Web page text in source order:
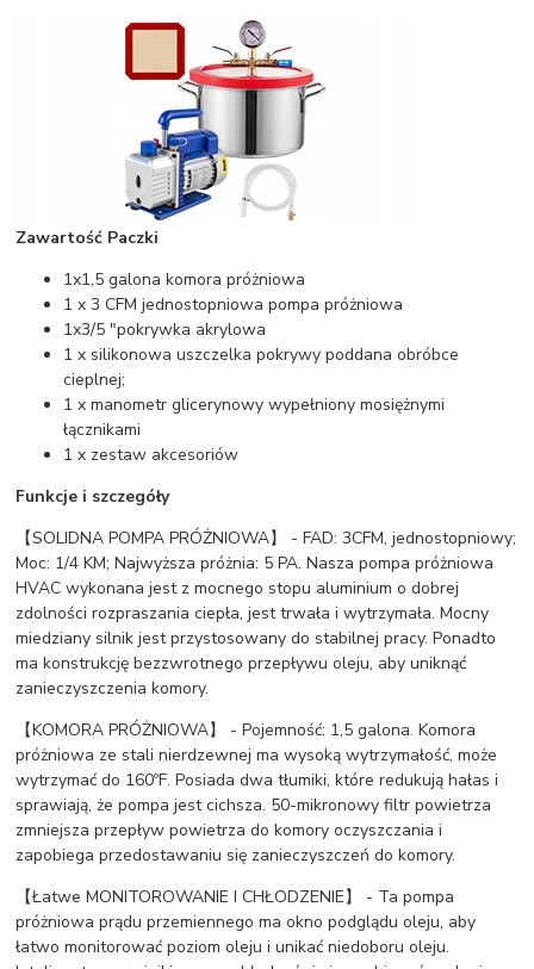
Zawartość Paczki
1x1,5 galona komora próżniowa
1 x 3 CFM jednostopniowa pompa próżniowa
1x3/5 "pokrywka akrylowa
1 x silikonowa uszczelka pokrywy poddana obróbce
cieplnej;
1 x manometr glicerynowy wypełniony mosiężnymi
łącznikami
1 x zestaw akcesoriów
Funkcje i szczegóły
【SOLIDNA POMPA PRÓŻNIOWA】 - FAD: 3CFM, jednostopniowy;
Moc: 1/4 KM; Najwyższa próżnia: 5 PA. Nasza pompa próżniowa
HVAC wykonana jest z mocnego stopu aluminium o dobrej
zdolności rozpraszania ciepła, jest trwała i wytrzymała. Mocny
miedziany silnik jest przystosowany do stabilnej pracy. Ponadto
ma konstrukcję bezzwrotnego przepływu oleju, aby uniknąć
zanieczyszczenia komory.
【KOMORA PRÓŻNIOWA】 - Pojemność: 1,5 galona. Komora
próżniowa ze stali nierdzewnej ma wysoką wytrzymałość, może
wytrzymać do 160ºF. Posiada dwa tłumiki, które redukują hałas i
sprawiają, że pompa jest cichsza. 50-mikronowy filtr powietrza
zmniejsza przepływ powietrza do komory oczyszczania i
zapobiega przedostawaniu się zanieczyszczeń do komory.
【Łatwe MONITOROWANIE I CHŁODZENIE】 - Ta pompa
próżniowa prądu przemiennego ma okno podglądu oleju, aby
łatwo monitorować poziom oleju i unikać niedoboru oleju.